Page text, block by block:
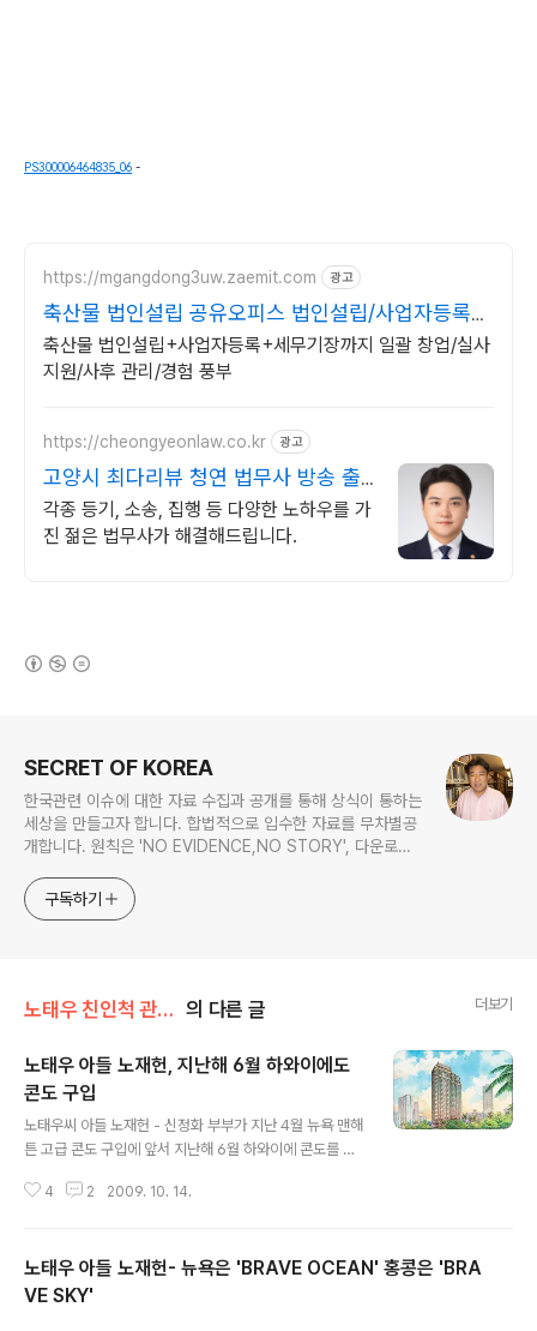
PS300006464835_06 -
https://mgangdong3uw.zaemit.com 광고
축산물 법인설립 공유오피스 법인설립/사업자등록
지원
축산물 법인설립+사업자등록+세무기장까지 일괄 창업/실사
지원/사후 관리/경험 풍부
https://cheongyeonlaw.co.kr 광고
고양시 최다리뷰 청연 법무사 방송 출
연 법무사 맞춤해결
각종 등기, 소송, 집행 등 다양한 노하우를 가
진 젊은 법무사가 해결해드립니다.
SECRET OF KOREA
한국관련 이슈에 대한 자료 수집과 공개를 통해 상식이 통하는
세상을 만들고자 합니다. 합법적으로 입수한 자료를 무차별공
개합니다. 원칙은 'NO EVIDENCE,NO STORY', 다운로드
jesim56@gmail.com, 안보일때는 구글리더나 RSS로!!
구독하기
노태우 친인척 관련서류 의 다른 글 더보기
노태우 아들 노재헌, 지난해 6월 하와이에도
콘도 구입
노태우씨 아들 노재헌 - 신정화 부부가 지난 4월 뉴욕 맨해
튼 고급 콘도 구입에 앞서 지난해 6월 하와이에 콘도를 구
6월 2월 미국 하와이 호놀루루 카운티 소재 콘도를 백23
1 ALA WAI BLVD, HONOLULU, HI 96815 이며 호수
는 3004호입니다 매입단가는 매입증서에 기록된 세금 3
4 2 2009. 10. 14.
노태우 아들 노재헌- 뉴욕은 'BRAVE OCEAN' 홍콩은 'BRA
VE SKY'